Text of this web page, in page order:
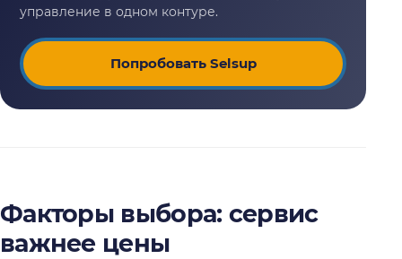
Попробовать Selsup
Факторы выбора: сервис
важнее цены